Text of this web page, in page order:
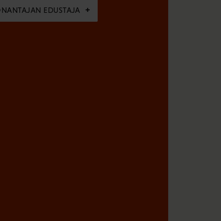
EDUSTAJA